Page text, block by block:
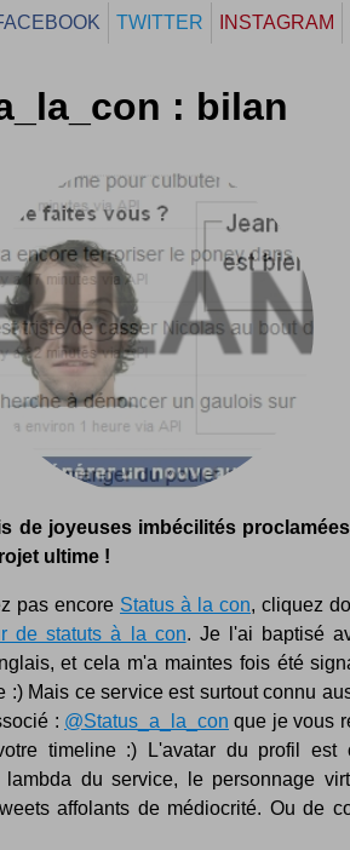
TWITTER INSTAGRAM
: bilan
de joyeuses imbécilités
ultime !
pas encore Status à la con, cliquez
de statuts à la con. Je l'ai baptisé
et cela m'a maintes fois été
:) Mais ce service est surtout connu
: @Status_a_la_con que je vous
timeline :) L'avatar du profil est
lambda du service, le personnage
affolants de médiocrité. Ou de